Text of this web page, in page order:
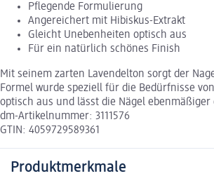
Pflegende Formulierung
Angereichert mit Hibiskus-Extrakt
Gleicht Unebenheiten optisch aus
Für ein natürlich schönes Finish
Mit seinem zarten Lavendelton sorgt der
Formel wurde speziell für die Bedürfnisse
optisch aus und lässt die Nägel
dm-Artikelnummer: 3111576
GTIN: 4059729589361
Produktmerkmale